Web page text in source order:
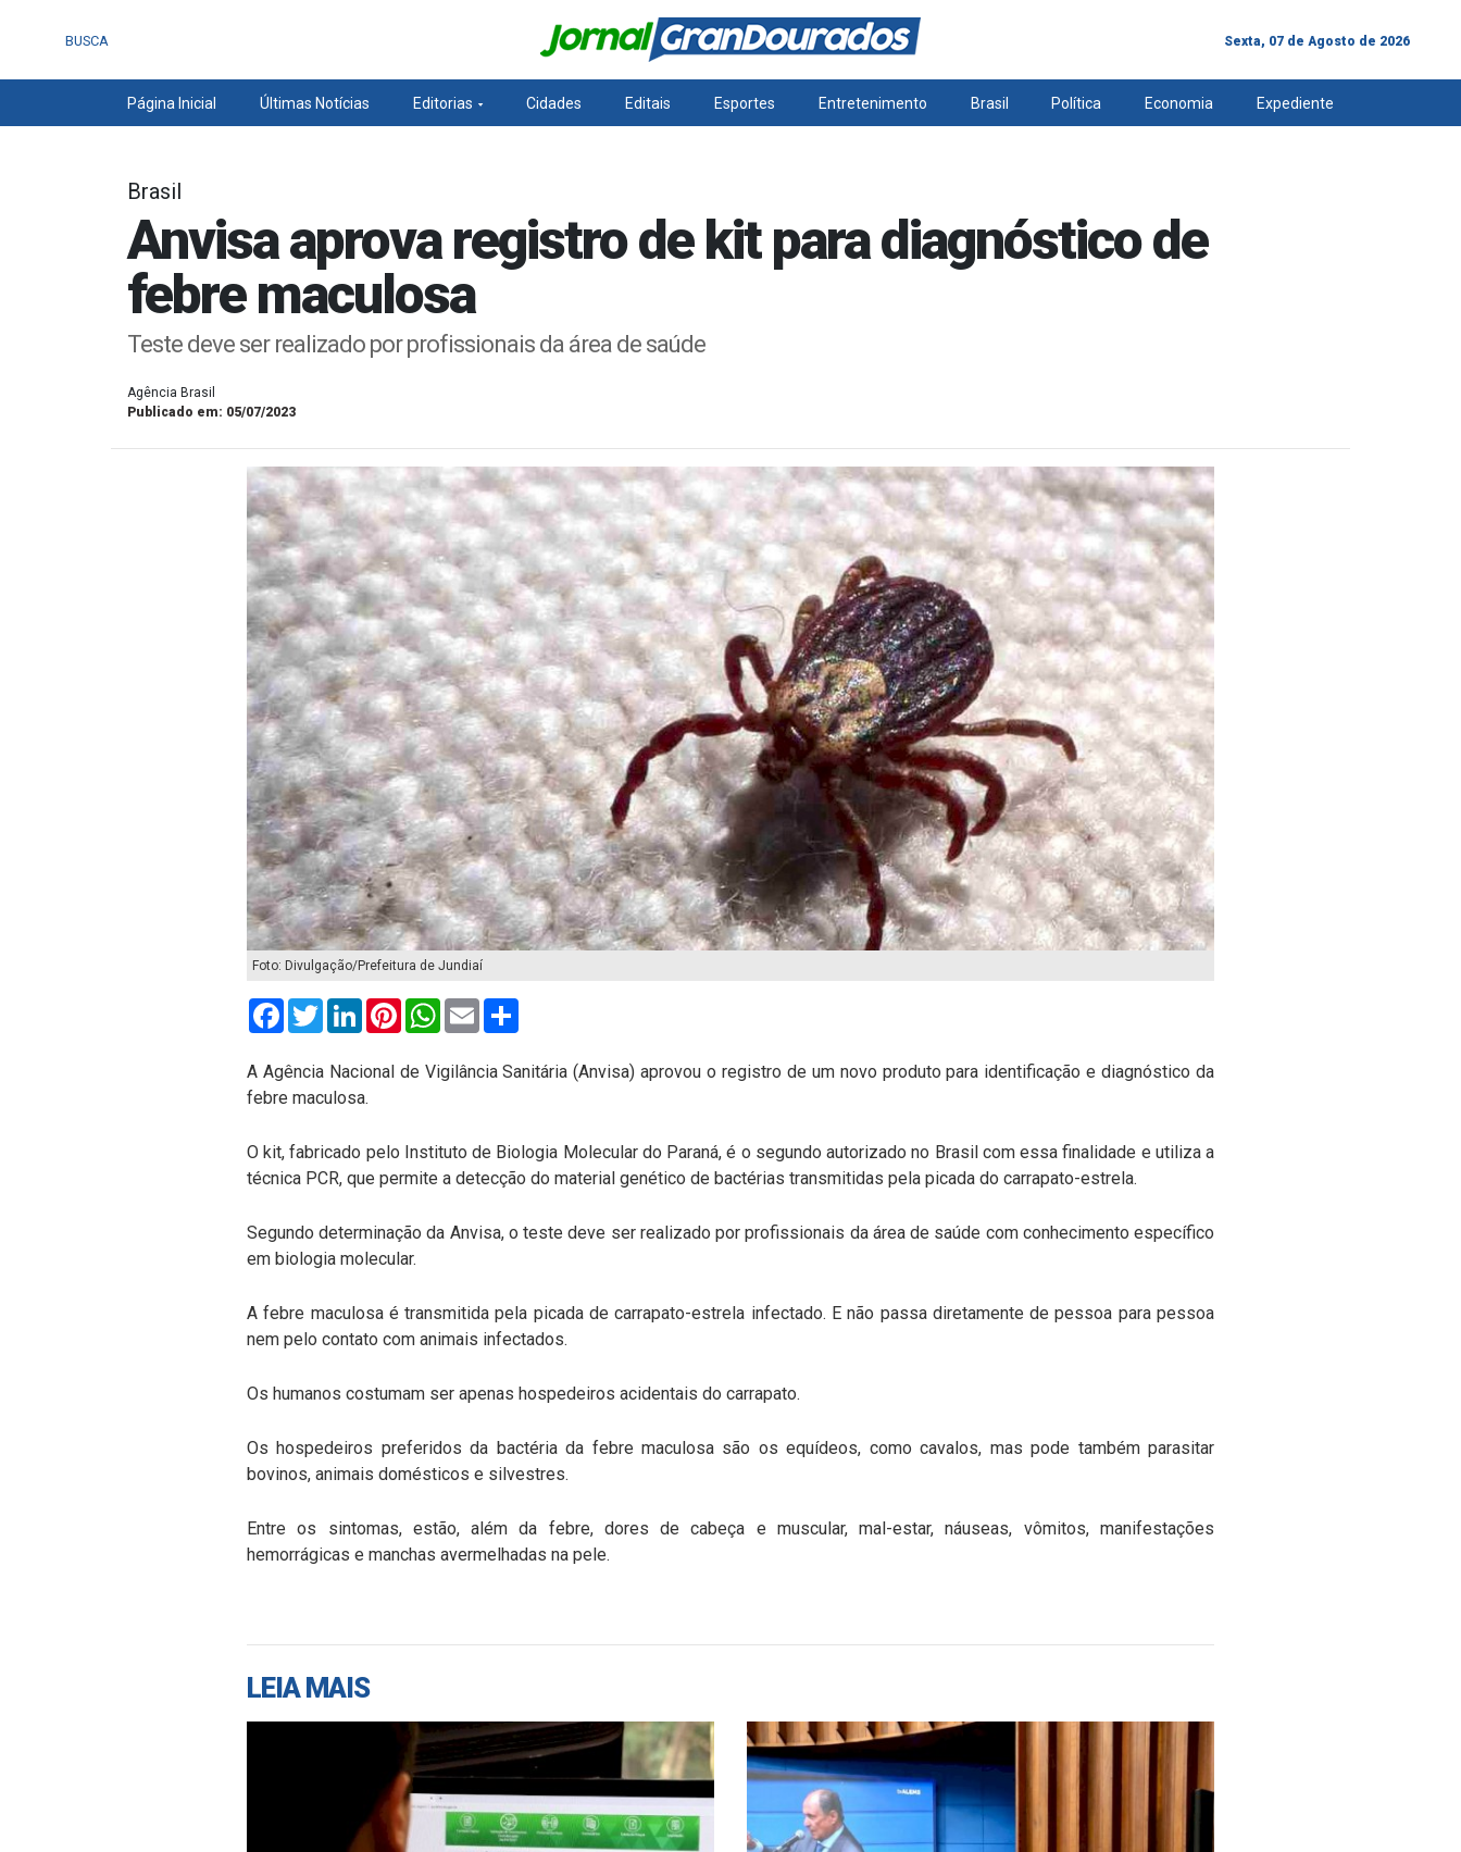
BUSCA Sexta, 07 de Agosto de 2026
Página Inicial Últimas Notícias Editorias Cidades Editais Esportes Entretenimento Brasil Política Economia Expediente
Brasil
Anvisa aprova registro de kit para diagnóstico de
febre maculosa
Teste deve ser realizado por profissionais da área de saúde
Agência Brasil
Publicado em: 05/07/2023
Foto: Divulgação/Prefeitura de Jundiaí
FacebookTwitterLinkedInPinterestWhatsApp
Email
A Agência Nacional de Vigilância Sanitária (Anvisa) aprovou o registro de um novo produto para identificação e diagnóstico da
febre maculosa.
O kit, fabricado pelo Instituto de Biologia Molecular do Paraná, é o segundo autorizado no Brasil com essa finalidade e utiliza a
técnica PCR, que permite a detecção do material genético de bactérias transmitidas pela picada do carrapato-estrela.
Segundo determinação da Anvisa, o teste deve ser realizado por profissionais da área de saúde com conhecimento específico
em biologia molecular.
A febre maculosa é transmitida pela picada de carrapato-estrela infectado. E não passa diretamente de pessoa para pessoa
nem pelo contato com animais infectados.
Os humanos costumam ser apenas hospedeiros acidentais do carrapato.
Os hospedeiros preferidos da bactéria da febre maculosa são os equídeos, como cavalos, mas pode também parasitar
bovinos, animais domésticos e silvestres.
Entre os sintomas, estão, além da febre, dores de cabeça e muscular, mal-estar, náuseas, vômitos, manifestações
hemorrágicas e manchas avermelhadas na pele.
LEIA MAIS